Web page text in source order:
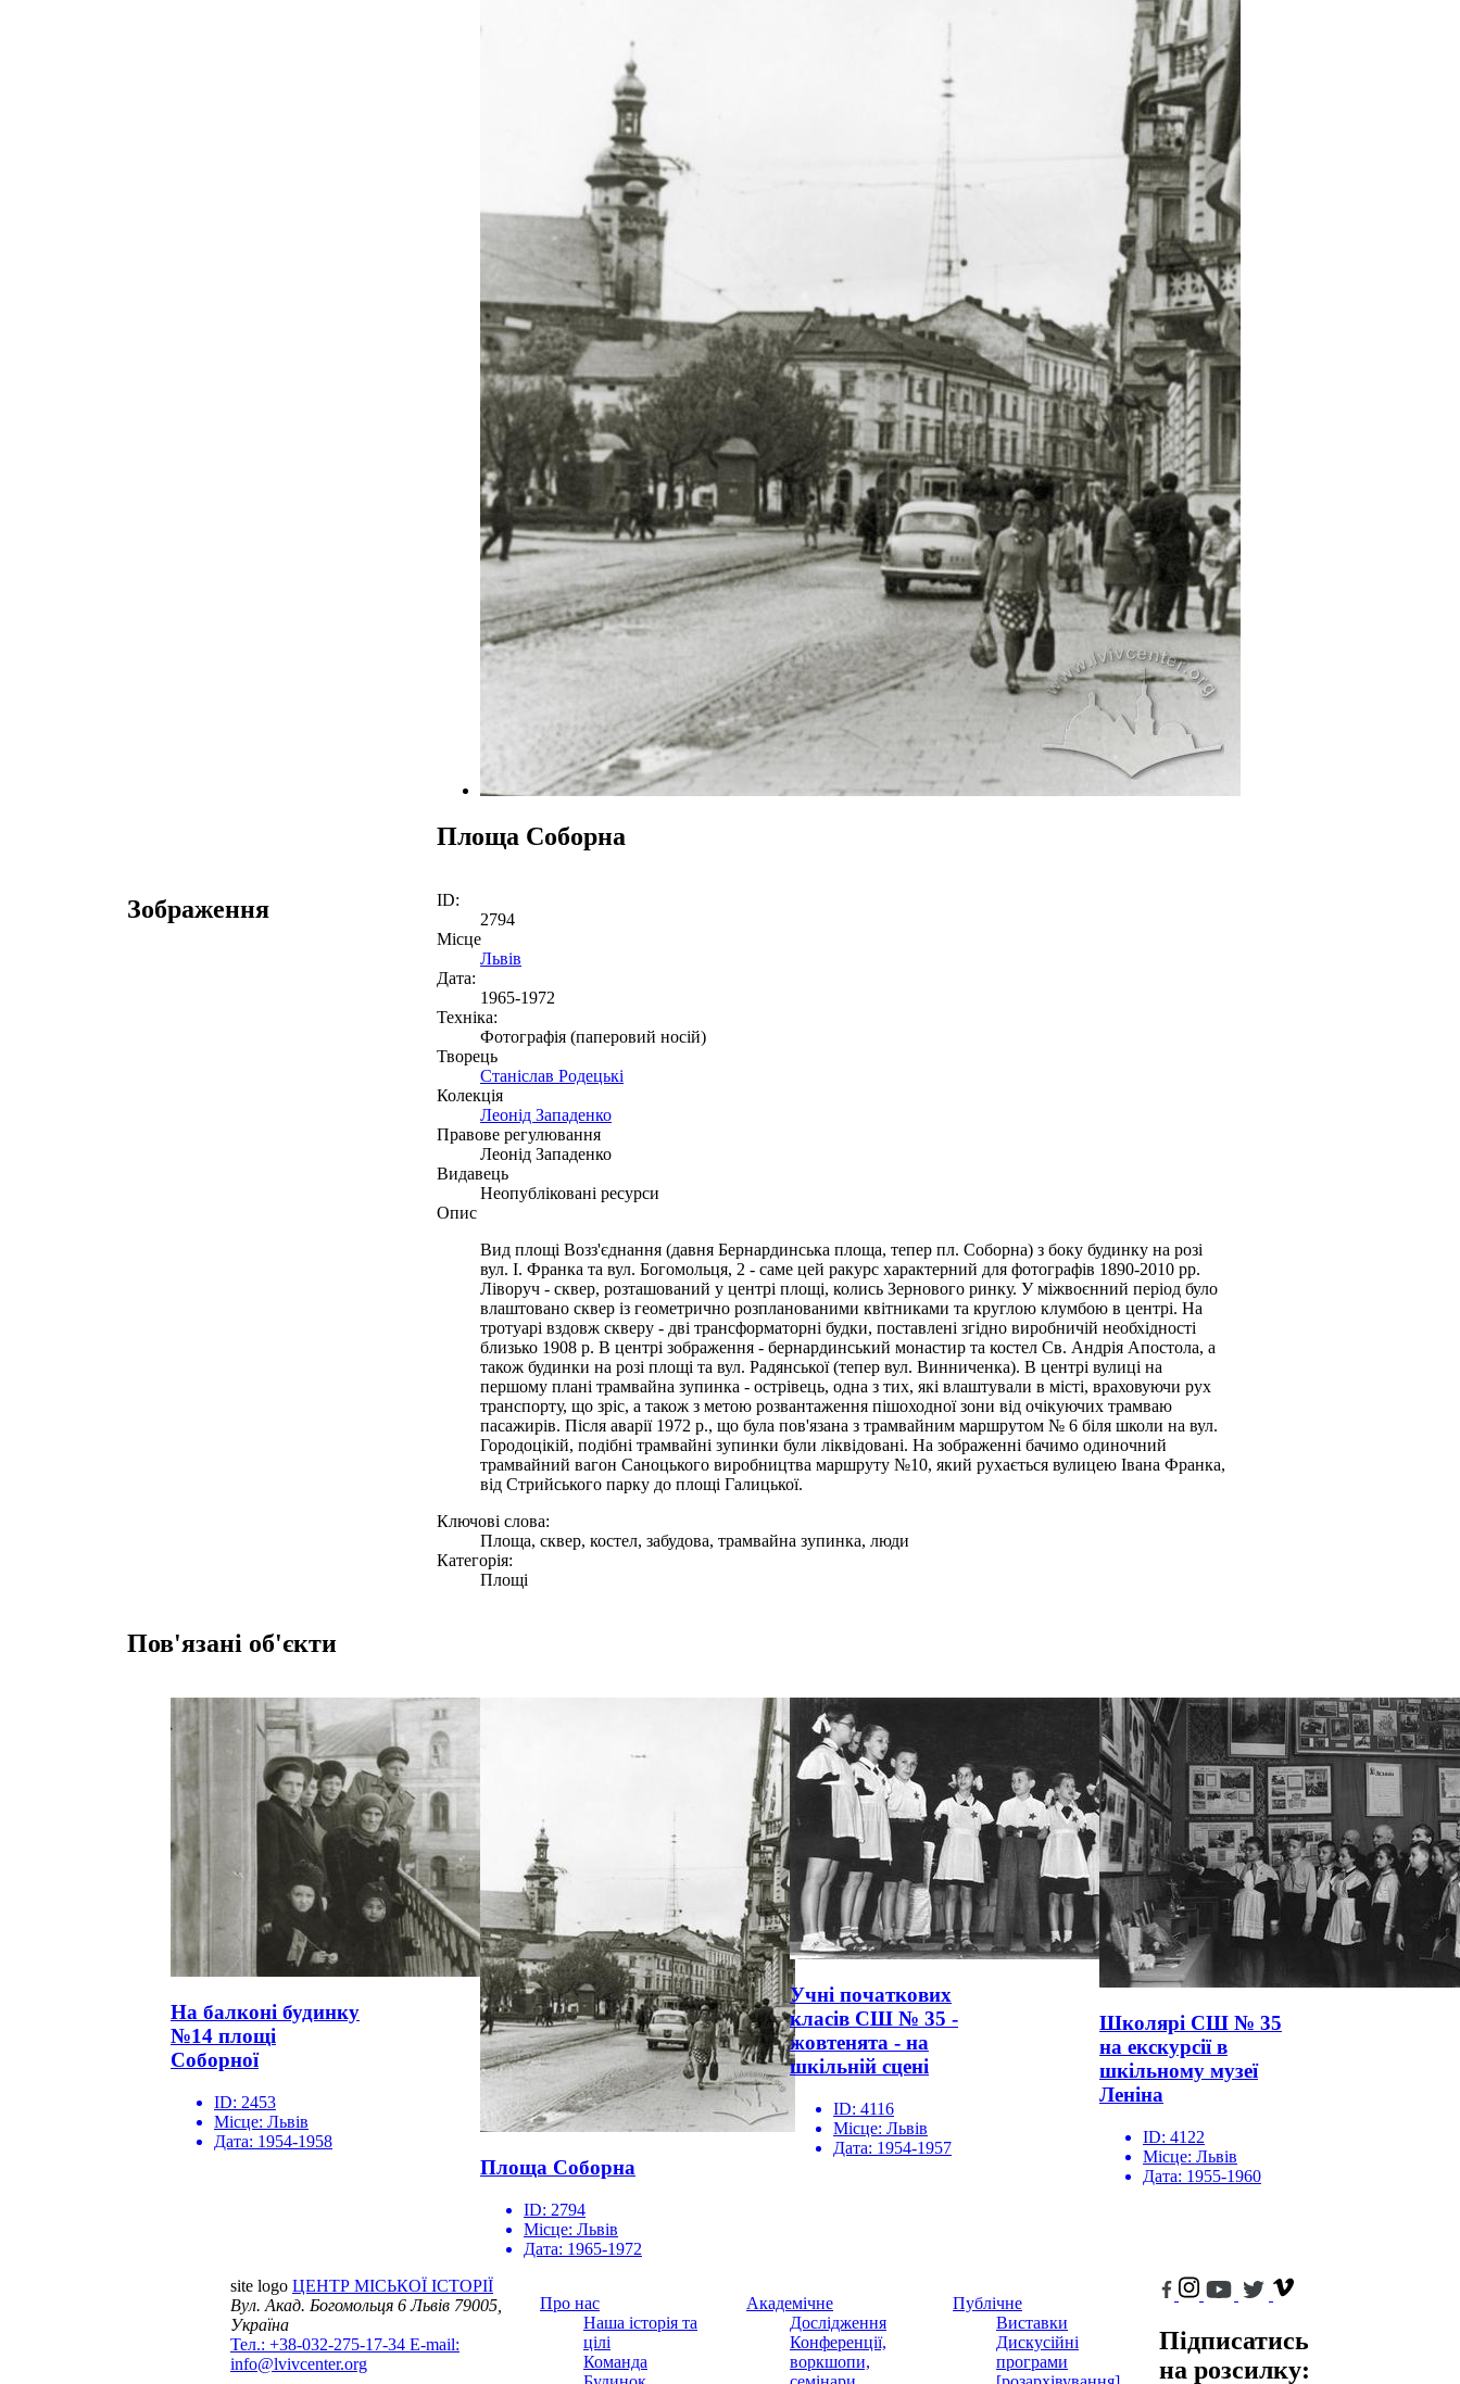
Площа Соборна
Зображення
ID:
2794
Місце
Львів
Дата:
1965-1972
Техніка:
Фотографія (паперовий носій)
Творець
Станіслав Родецькі
Колекція
Леонід Западенко
Правове регулювання
Леонід Западенко
Видавець
Неопубліковані ресурси
Опис
Вид площі Возз'єднання (давня Бернардинська площа, тепер пл. Соборна) з боку будинку на розі
вул. І. Франка та вул. Богомольця, 2 - саме цей ракурс характерний для фотографів 1890-2010 рр.
Ліворуч - сквер, розташований у центрі площі, колись Зернового ринку. У міжвоєнний період було
влаштовано сквер із геометрично розпланованими квітниками та круглою клумбою в центрі. На
тротуарі вздовж скверу - дві трансформаторні будки, поставлені згідно виробничій необхідності
близько 1908 р. В центрі зображення - бернардинський монастир та костел Св. Андрія Апостола, а
також будинки на розі площі та вул. Радянської (тепер вул. Винниченка). В центрі вулиці на
першому плані трамвайна зупинка - острівець, одна з тих, які влаштували в місті, враховуючи рух
транспорту, що зріс, а також з метою розвантаження пішоходної зони від очікуючих трамваю
пасажирів. Після аварії 1972 р., що була пов'язана з трамвайним маршрутом № 6 біля школи на вул.
Городоцікій, подібні трамвайні зупинки були ліквідовані. На зображенні бачимо одиночний
трамвайний вагон Саноцького виробництва маршруту №10, який рухається вулицею Івана Франка,
від Стрийського парку до площі Галицької.
Ключові слова:
Площа, сквер, костел, забудова, трамвайна зупинка, люди
Категорія:
Площі
Пов'язані об'єкти
На балконі будинку
№14 площі
Соборної
ID: 2453
Місце: Львів
Дата: 1954-1958
Площа Соборна
ID: 2794
Місце: Львів
Дата: 1965-1972
Учні початкових
класів СШ № 35 -
жовтенята - на
шкільній сцені
ID: 4116
Місце: Львів
Дата: 1954-1957
Школярі СШ № 35
на екскурсії в
шкільному музеї
Леніна
ID: 4122
Місце: Львів
Дата: 1955-1960
site logo ЦЕНТР МІСЬКОЇ ІСТОРІЇ
Вул. Акад. Богомольця 6Львів 79005,
Україна
Тел.: +38-032-275-17-34 E-mail:
info@lvivcenter.org
Про нас
Наша історія та
цілі
Команда
Академічне
Дослідження
Конференції,
воркшопи,
Публічне
Виставки
Дискусійні
програми
Підписатись
на розсилку: